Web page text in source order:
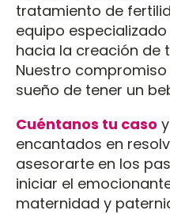
tratamiento de
equipo
hacia la creación de
Nuestro
sueño de tener un
Cuéntanos tu caso
encantados en
asesorarte en los
iniciar el
maternidad y